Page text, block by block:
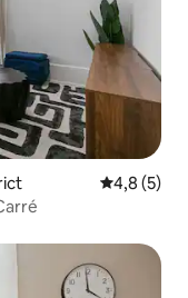
Évaluation
4,8 (5)